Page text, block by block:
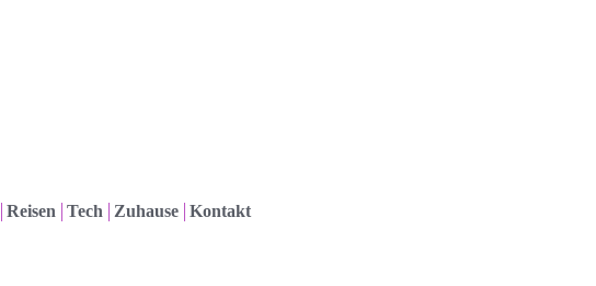
Reisen Tech Zuhause Kontakt